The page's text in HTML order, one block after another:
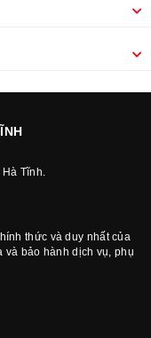
Tĩnh.
thức và duy nhất của
và bảo hành dịch vụ, phụ